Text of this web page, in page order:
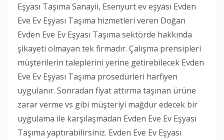
Eşyası Taşıma Sanayii, Esenyurt ev eşyası Evden
Eve Ev Eşyası Taşıma hizmetleri veren Doğan
Evden Eve Ev Eşyası Taşıma sektörde hakkında
şikayeti olmayan tek firmadır. Çalışma prensipleri
müşterilerin taleplerini yerine getirebilecek Evden
Eve Ev Eşyası Taşıma prosedürleri harfiyen
uygulanır. Sonradan fiyat attırma taşınan ürüne
zarar verme vs gibi müşteriyi mağdur edecek bir
uygulama ile karşılaşmadan Evden Eve Ev Eşyası
Taşıma yaptırabilirsiniz. Evden Eve Ev Eşyası